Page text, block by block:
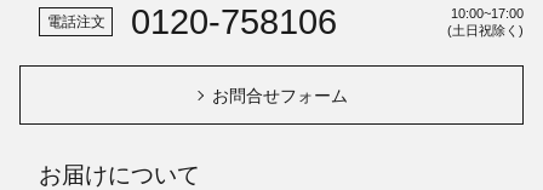
電話注文 0120-758106
10:00~17:00
(土日祝除く)
お問合せフォーム
お届けについて